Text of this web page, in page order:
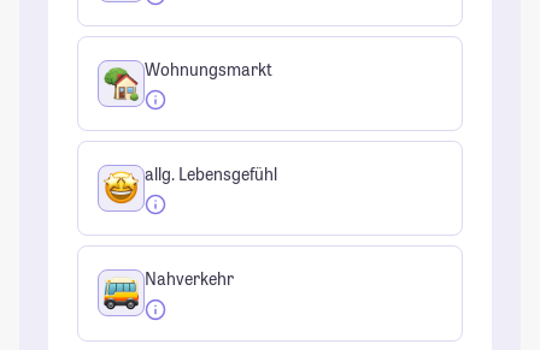
Wohnungsmarkt
allg. Lebensgefühl
Nahverkehr